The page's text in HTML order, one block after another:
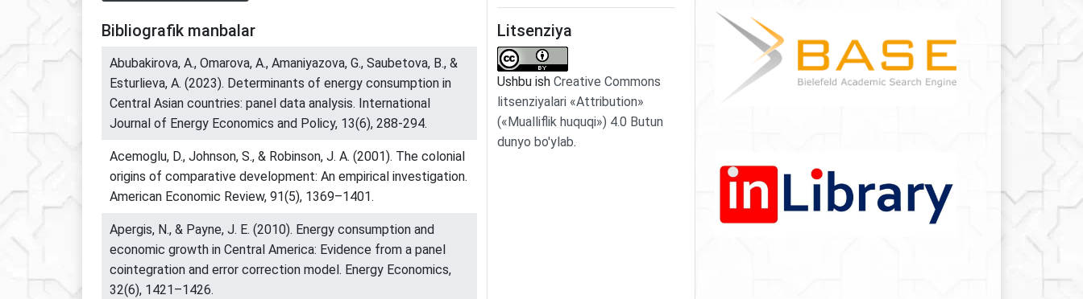
Bibliografik manbalar
Abubakirova, A., Omarova, A., Amaniyazova, G., Saubetova, B., &
Esturlieva, A. (2023). Determinants of energy consumption in
Central Asian countries: panel data analysis. International
Journal of Energy Economics and Policy, 13(6), 288-294.
Acemoglu, D., Johnson, S., & Robinson, J. A. (2001). The colonial
origins of comparative development: An empirical investigation.
American Economic Review, 91(5), 1369–1401.
Apergis, N., & Payne, J. E. (2010). Energy consumption and
economic growth in Central America: Evidence from a panel
cointegration and error correction model. Energy Economics,
32(6), 1421–1426.
Litsenziya
Ushbu ish Creative Commons
litsenziyalari «Attribution»
(«Mualliflik huquqi») 4.0 Butun
dunyo bo'ylab.